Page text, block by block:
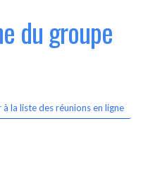
du groupe
à la liste des réunions en ligne